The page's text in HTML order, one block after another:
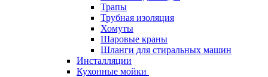
Трапы
Трубная изоляция
Хомуты
Шаровые краны
Шланги для стиральных машин
Инсталляции
Кухонные мойки